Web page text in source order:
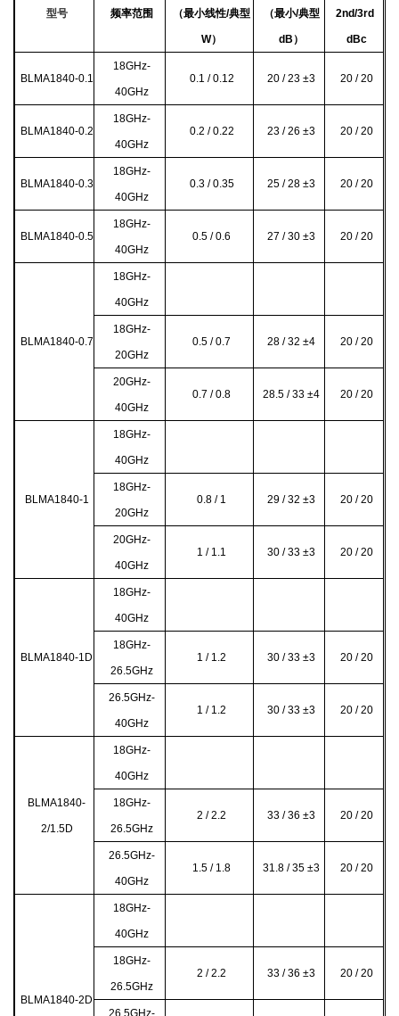
型号 频率范围 （最小线性/典型
W）
（最小/典型
dB）
2nd/3rd
dBc
BLMA1840-0.1
18GHz-
40GHz
0.1 / 0.12 20 / 23±3 20 / 20
BLMA1840-0.2
18GHz-
40GHz
0.2 / 0.22 23 / 26±3 20 / 20
BLMA1840-0.3
18GHz-
40GHz
0.3 / 0.35 25 / 28±3 20 / 20
BLMA1840-0.5
18GHz-
40GHz
0.5 / 0.6 27 / 30±3 20 / 20
BLMA1840-0.7
18GHz-
40GHz
18GHz-
20GHz
0.5 / 0.7 28 / 32±4 20 / 20
20GHz-
40GHz
0.7 / 0.8 28.5 / 33 ±4 20 / 20
BLMA1840-1
18GHz-
40GHz
18GHz-
20GHz
0.8 / 1 29 / 32±3 20 / 20
20GHz-
40GHz
1 / 1.1 30 / 33 ±3 20 / 20
BLMA1840-1D
18GHz-
40GHz
18GHz-
26.5GHz
1 / 1.2 30 / 33±3 20 / 20
26.5GHz-
40GHz
1 / 1.2 30 / 33 ±3 20 / 20
BLMA1840-
2/1.5D
18GHz-
40GHz
18GHz-
26.5GHz
2 / 2.2 33 / 36±3 20 / 20
26.5GHz-
40GHz
1.5 / 1.8 31.8 / 35 ±3 20 / 20
BLMA1840-2D
18GHz-
40GHz
18GHz-
26.5GHz
2 / 2.2 33 / 36±3 20 / 20
26.5GHz-